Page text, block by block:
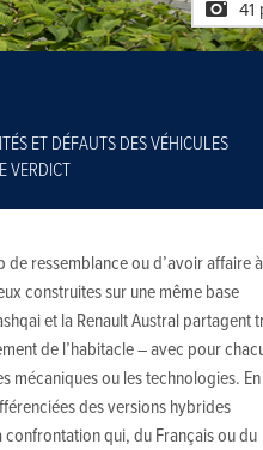
41
ET DÉFAUTS DES VÉHICULES
VERDICT
de ressemblance ou d’avoir affaire
construites sur une même base
et la Renault Austral partagent
de l’habitacle – avec pour
mécaniques ou les technologies. En
des versions hybrides
qui, du Français ou du